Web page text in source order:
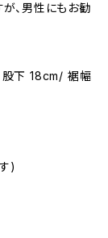
、男性にもお勧
下 18cm/ 裾幅
)